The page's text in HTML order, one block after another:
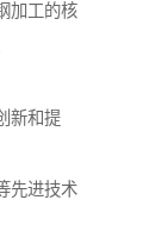
加工的核
新和提
先进技术